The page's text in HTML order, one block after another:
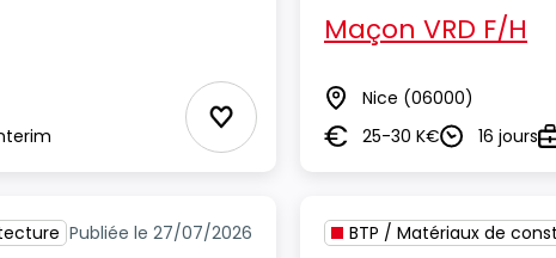
Ajouter aux Favoris
Maçon VRD F/H
Lieu Nice (06000)
Salaire25-30 K€Durée16 jours
Publiée le 27/07/2026 BTP / Matériaux de